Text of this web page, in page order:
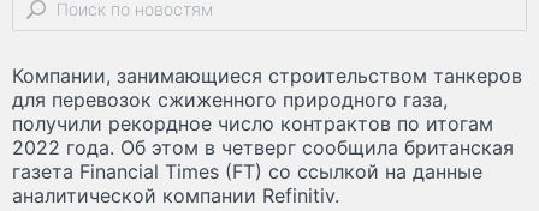
Компании, занимающиеся строительством танкеров
для перевозок сжиженного природного газа,
получили рекордное число контрактов по итогам
2022 года. Об этом в четверг сообщила британская
газета Financial Times (FT) со ссылкой на данные
аналитической компании Refinitiv.